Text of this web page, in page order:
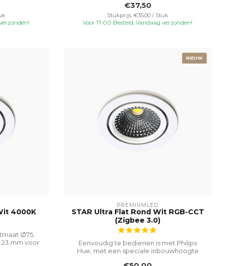
€37,50
Stukprijs: €35,00 / Stuk
Voor 17:00 Besteld, Vandaag verzonden!
4000K
Ø75,
mm voor
NIEUW
PREMIUMLED
STAR Ultra Flat Rond Wit RGB-CCT
(Zigbee 3.0)
Eenvoudig te bedienen is met Philips
Hue, met een speciale inbouwhoogte